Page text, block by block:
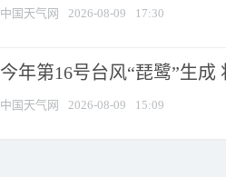
中国天气网 2026-08-09 17:30
今年第16号台风“琵鹭”生
中国天气网 2026-08-09 15:09